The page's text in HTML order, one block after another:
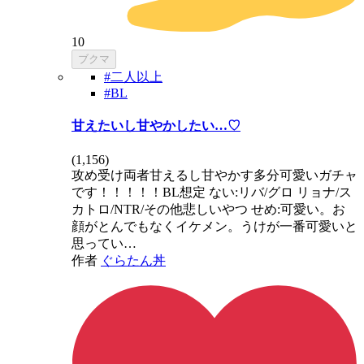
10
ブクマ
#二人以上
#BL
甘えたいし甘やかしたい…♡
(1,156)
攻め受け両者甘えるし甘やかす多分可愛いガチャ
です！！！！！BL想定 ない:リバ/グロ リョナ/ス
カトロ/NTR/その他悲しいやつ せめ:可愛い。お
顔がとんでもなくイケメン。うけが一番可愛いと
思ってい…
作者 ぐらたん丼